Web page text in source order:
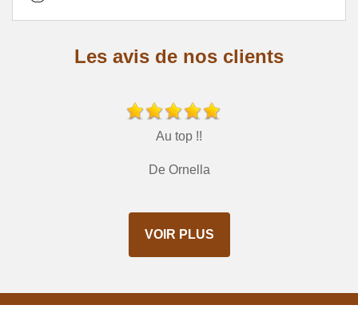
Les avis de nos clients
Au top !!
De Ornella
VOIR PLUS